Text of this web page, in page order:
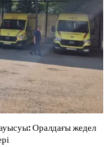
Оралдағы жедел